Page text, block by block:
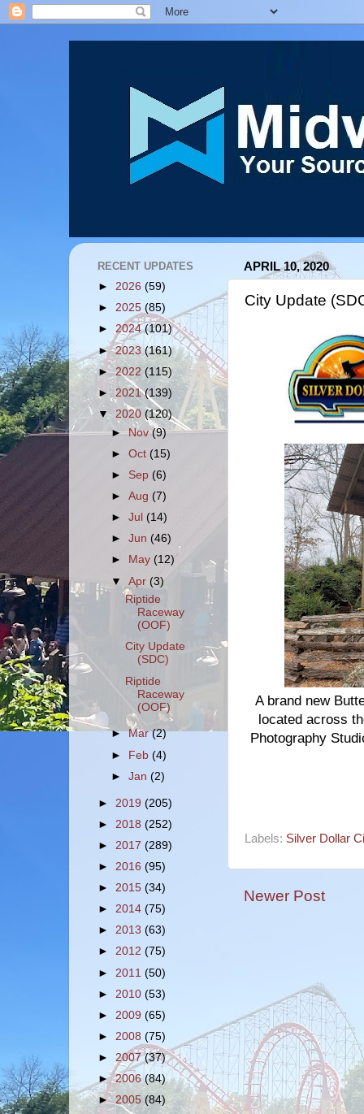
APRIL 10, 2020
City Update
A brand new
located across
Photography
Labels: Silver Dollar
Newer Post
RECENT UPDATES
► 2026 (59)
► 2025 (85)
► 2024(101)
►2023(161)
►2022(115)
► 2021(139)
▼ 2020 (120)
►Nov(9)
►Oct(15)
► Sep(6)
►Aug (7)
►Jul(14)
►Jun (46)
►
May(12)
▼Apr(3)
Riptide
Raceway
(OOF)
City Update
(SDC)
Riptide
Raceway
(OOF)
►Mar(2)
► Feb(4)
►Jan(2)
► 2019 (205)
► 2018 (252)
► 2017 (289)
► 2016 (95)
► 2015 (34)
► 2014 (75)
► 2013 (63)
► 2012 (75)
► 2011 (50)
► 2010 (53)
► 2009 (65)
► 2008 (75)
► 2007(37)
►2006(84)
►2005(84)